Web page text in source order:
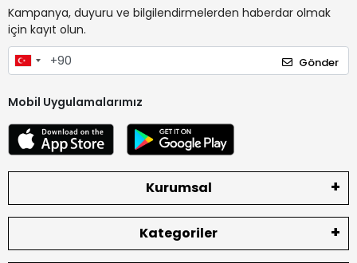
Kampanya, duyuru ve bilgilendirmelerden haberdar olmak
için kayıt olun.
Gönder
Mobil Uygulamalarımız
Kurumsal
Kategoriler